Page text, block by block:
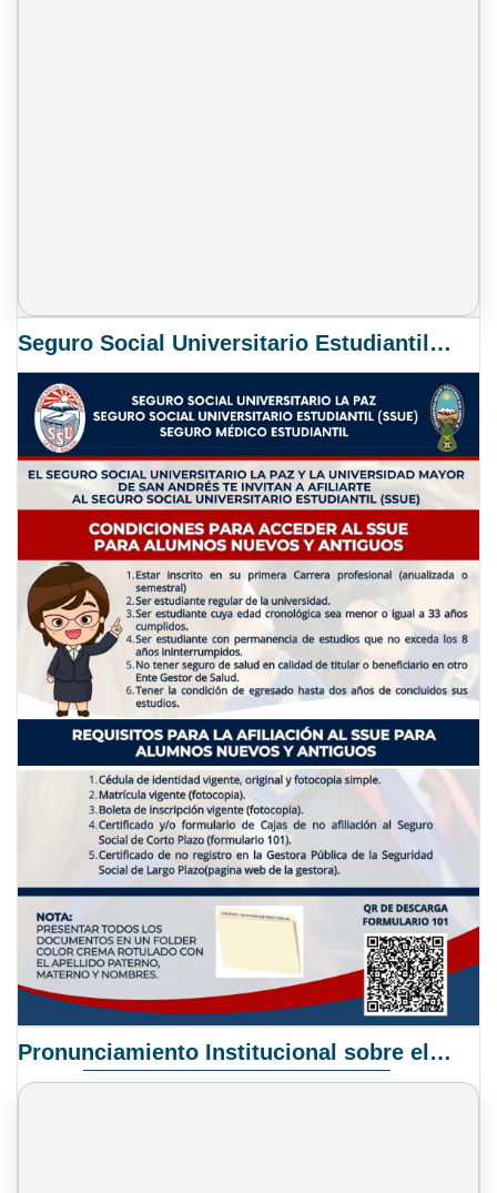
Seguro Social Universitario Estudiantil SSUE
Pronunciamiento Institucional sobre el Proyecto de Ley N° 068/2025-2026 C.S.